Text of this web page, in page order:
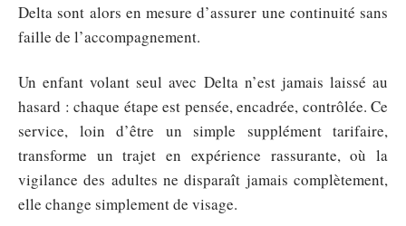
Delta sont alors en mesure d’assurer une continuité sans
faille de l’accompagnement.
Un enfant volant seul avec Delta n’est jamais laissé au
hasard : chaque étape est pensée, encadrée, contrôlée. Ce
service, loin d’être un simple supplément tarifaire,
transforme un trajet en expérience rassurante, où la
vigilance des adultes ne disparaît jamais complètement,
elle change simplement de visage.